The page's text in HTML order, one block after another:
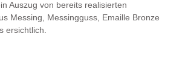
Auszug von bereits realisierten
Messing, Messingguss, Emaille Bronze
ersichtlich.